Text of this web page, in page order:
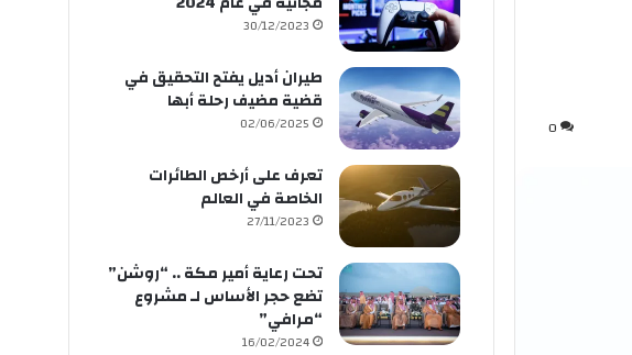
0
30/12/2023
طيران أديل يفتح التحقيق في
قضية مضيف رحلة أبها
02/06/2025
تعرف على أرخص الطائرات
الخاصة في العالم
27/11/2023
تحت رعاية أمير مكة .. “روشن”
تضع حجر الأساس لـ مشروع
“مرافي”
16/02/2024